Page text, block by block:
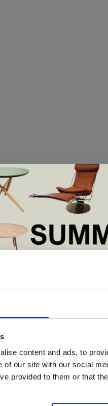
content and ads, to
of our site with our social
provided to them or that
•
op basis van 0
De Summer Sale
In onze showroom vind je
Nederlandse en
van